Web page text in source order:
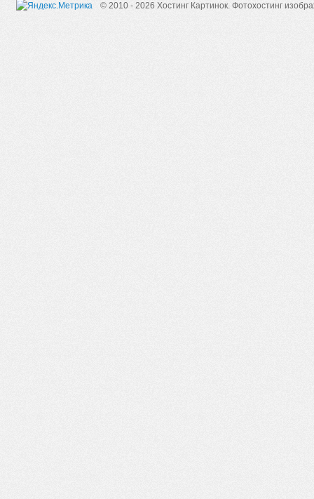
© 2010 - 2026 Хостинг Картинок. Фотохостинг